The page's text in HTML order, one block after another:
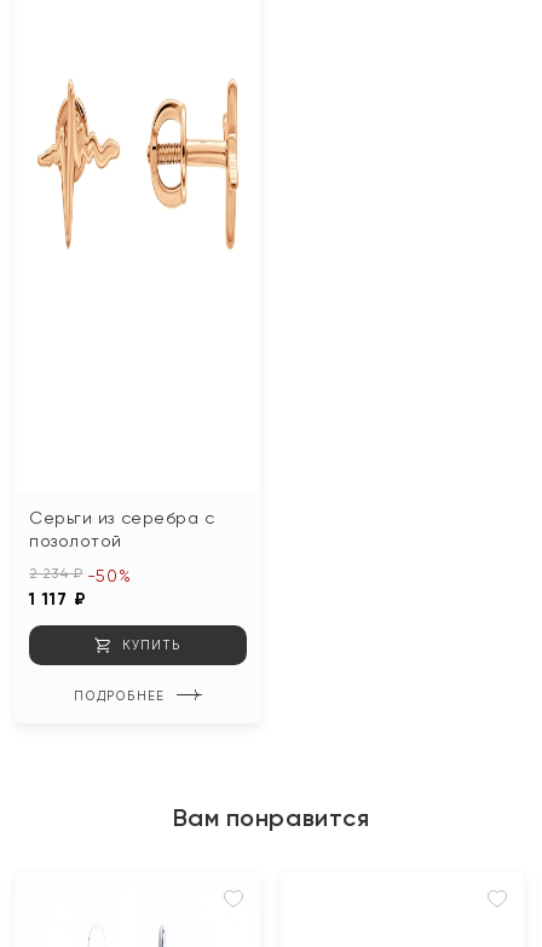
Серьги из серебра с
позолотой
2 234 ₽
1 117 ₽
-50%
КУПИТЬ
ПОДРОБНЕЕ
Вам понравится